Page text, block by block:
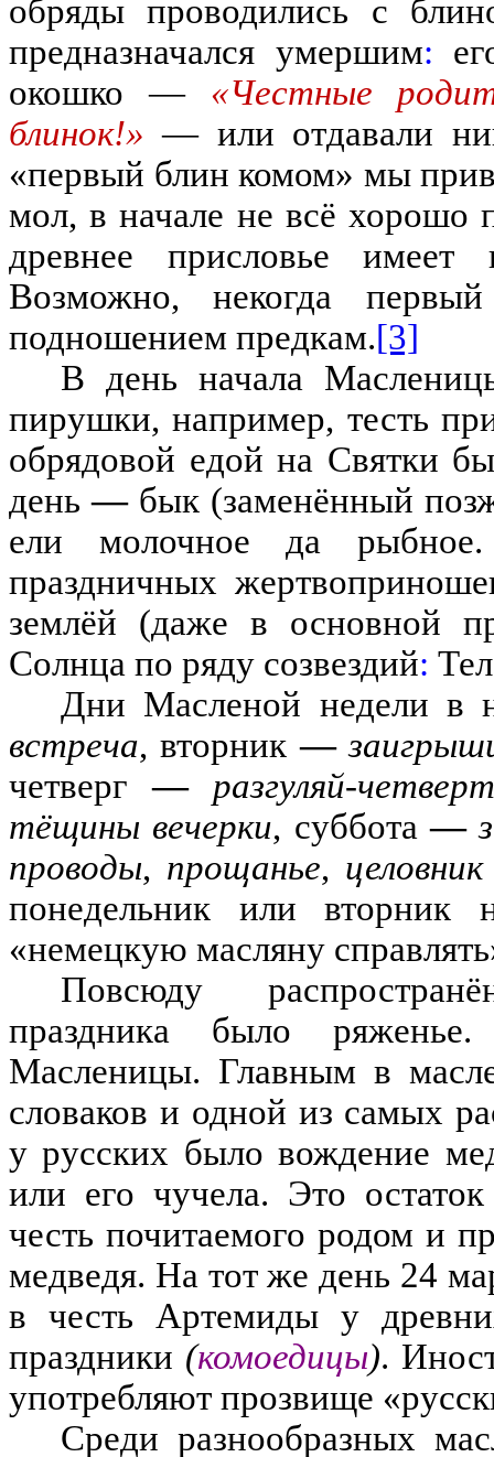
обряды проводились с
предназначался умершим:
окошко
—
«Честные
блинок!» — или отдавали
«первый блин комом» мы
мол, в начале не всё хорошо
древнее присловье
Возможно,
некогда
подношением предкам.[3]
В день начала
пирушки, например, тесть
обрядовой едой на Святки
день — бык (заменённый
ели молочное да рыбное.
праздничных
землёй (даже в основной
Солнца по ряду созвездий:
Дни Масленой недели в
встреча, вторник —
четверг
—
разгуляй-
тёщины вечерки, суббота —
проводы, прощанье, целовник
понедельник или вторник
«немецкую масляну справлять
Повсюду р
праздника было ряженье.
Масленицы. Главным в
словаков и одной из самых р
у русских было вождение
или его чучела. Это
честь почитаемого родом и
медведя. На тот же день 24
в честь Артемиды у
праздники (комоедицы).
употребляют прозвище «
Среди разнообразных